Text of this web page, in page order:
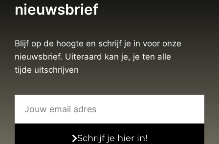
nieuwsbrief
Blijf op de hoogte en schrijf je in voor onze
nieuwsbrief. Uiteraard kan je, je ten alle
tijde uitschrijven
Schrijf je hier in!